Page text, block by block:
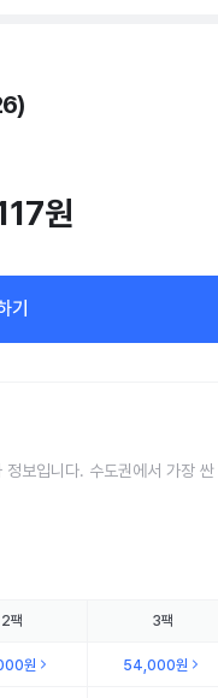
원
기
보입니다. 수도권에서 가장 싼
2팩 3팩
원 54,000원